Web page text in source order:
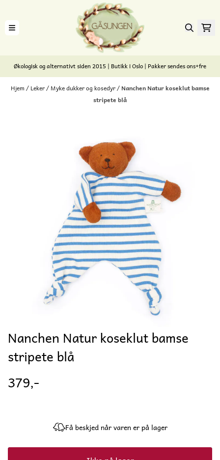
Økologisk og alternativt siden 2015 | Butikk i Oslo | Pakker sendes ons+fre
Hjem / Leker/ Myke dukker og kosedyr/ Nanchen Natur koseklut bamse
stripete blå
Nanchen Natur koseklut bamse
stripete blå
379,-
Få beskjed når varen er på lager